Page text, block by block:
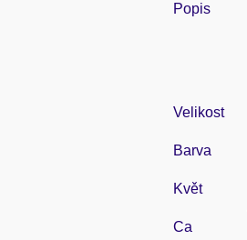
Popis
Velikost
Barva
Květ
Ca